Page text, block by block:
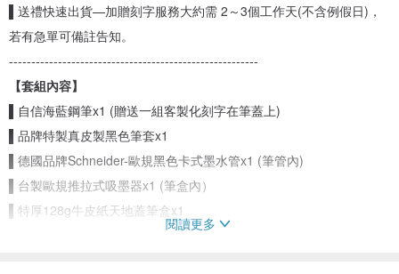
▌送禮快速出貨—加贈刻字服務大約需 2～3個工作天(不含例假日)，
若有急單可備註告知。
--------------------------------------------------------
【套組內容】
▌自信海藍鋼筆x1 (贈送一組客製化刻字在筆蓋上)
▌品牌特製真皮製黑色筆套x1
▌德國品牌Schneider-歐規黑色卡式墨水管x1 (筆管內)
▌台製歐規推拉式吸墨器x1 (筆盒內）
▌特厚128g牛皮紙天地蓋筆盒x1
閱讀更多